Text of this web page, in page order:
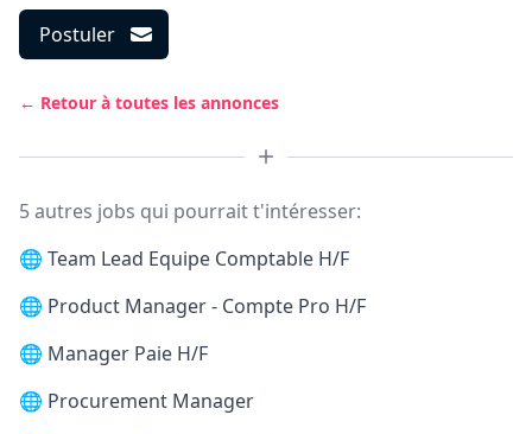
Postuler
← Retour à toutes les annonces
5 autres jobs qui pourrait t'intéresser:
🌐 Team Lead Equipe Comptable H/F
🌐 Product Manager - Compte Pro H/F
🌐 Manager Paie H/F
🌐 Procurement Manager